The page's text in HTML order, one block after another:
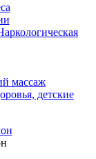
массаж
детские